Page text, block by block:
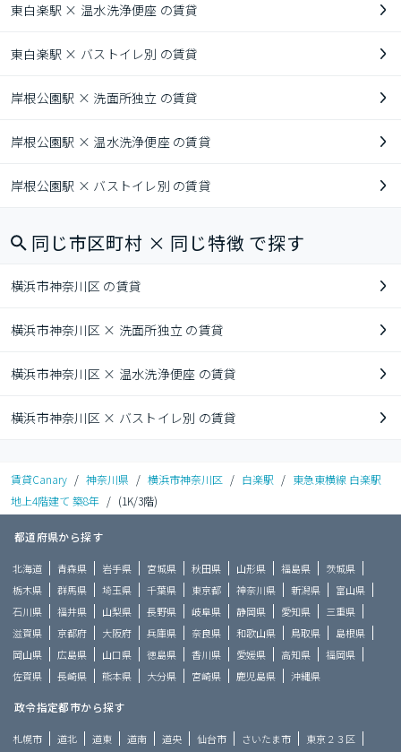
東白楽駅 × 温水洗浄便座 の賃貸
東白楽駅 × バストイレ別 の賃貸
岸根公園駅 × 洗面所独立 の賃貸
岸根公園駅 × 温水洗浄便座 の賃貸
岸根公園駅 × バストイレ別 の賃貸
同じ市区町村 × 同じ特徴 で探す
横浜市神奈川区 の賃貸
横浜市神奈川区 × 洗面所独立 の賃貸
横浜市神奈川区 × 温水洗浄便座 の賃貸
横浜市神奈川区 × バストイレ別 の賃貸
賃貸Canary / 神奈川県 / 横浜市神奈川区 / 白楽駅 / 東急東横線 白楽駅
地上4階建て 築8年 / (1K/3階)
都道府県から探す
北海道 青森県 岩手県 宮城県 秋田県 山形県 福島県
茨城県
栃木県
群馬県 埼玉県 千葉県 東京都 神奈川県 新潟県
富山県
石川県
福井県 山梨県 長野県 岐阜県 静岡県 愛知県
三重県
滋賀県
京都府 大阪府 兵庫県 奈良県 和歌山県 鳥取県
島根県
岡山県
広島県 山口県 徳島県 香川県 愛媛県 高知県
福岡県
佐賀県
長崎県 熊本県 大分県 宮崎県 鹿児島県 沖縄県
政令指定都市から探す
札幌市 道北 道東 道南 道央 仙台市 さいたま市 東京２３区